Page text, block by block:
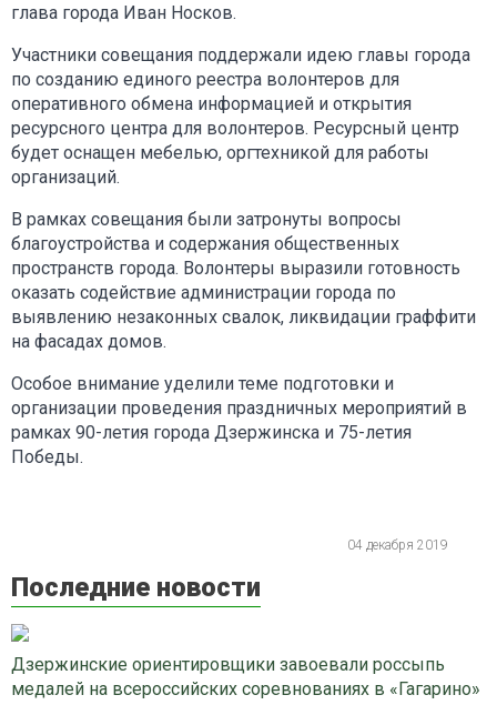
глава города Иван Носков.
Участники совещания поддержали идею главы города
по созданию единого реестра волонтеров для
оперативного обмена информацией и открытия
ресурсного центра для волонтеров. Ресурсный центр
будет оснащен мебелью, оргтехникой для работы
организаций.
В рамках совещания были затронуты вопросы
благоустройства и содержания общественных
пространств города. Волонтеры выразили готовность
оказать содействие администрации города по
выявлению незаконных свалок, ликвидации граффити
на фасадах домов.
Особое внимание уделили теме подготовки и
организации проведения праздничных мероприятий в
рамках 90-летия города Дзержинска и 75-летия
Победы.
04 декабря 2019
Последние новости
Дзержинские ориентировщики завоевали россыпь
медалей на всероссийских соревнованиях в «Гагарино»